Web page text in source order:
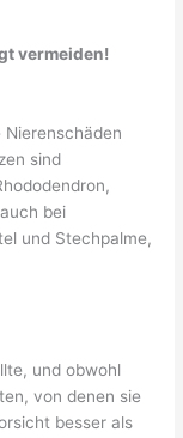
vermeiden!
Nierenschäden
sind
bei
und Stechpalme,
und obwohl
von denen sie
besser als